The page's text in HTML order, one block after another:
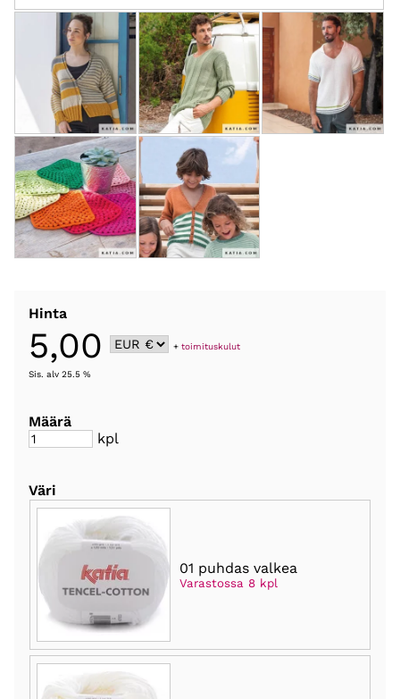
Hinta
5,00 +toimituskulut
Sis. alv 25.5 %
Määrä
kpl
Väri
01 puhdas valkea
Varastossa 8 kpl